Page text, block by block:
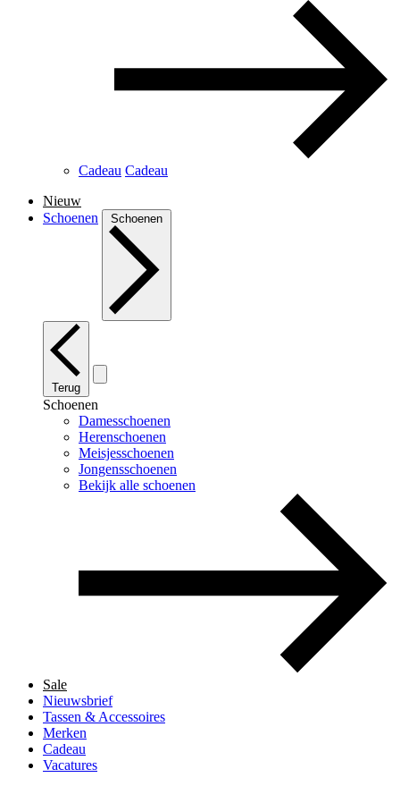
Cadeau Cadeau
Nieuw
Schoenen
Schoenen
Terug
Schoenen
Damesschoenen
Herenschoenen
Meisjesschoenen
Jongensschoenen
Bekijk alle schoenen
Sale
Nieuwsbrief
Tassen & Accessoires
Merken
Cadeau
Vacatures